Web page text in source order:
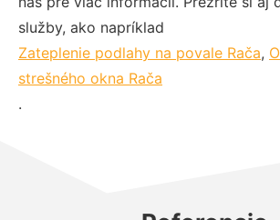
služby, ako napríklad
Zateplenie podlahy na povale Rača,
strešného okna Rača
.